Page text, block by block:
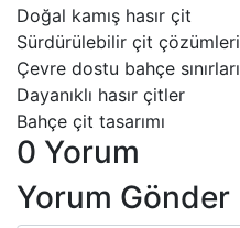
Doğal kamış hasır çit
Sürdürülebilir çit çözümleri
Çevre dostu bahçe sınırları
Dayanıklı hasır çitler
Bahçe çit tasarımı
0 Yorum
Yorum Gönder